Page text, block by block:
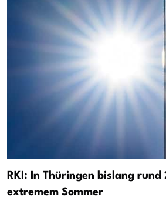
RKI: In Thüringen bislang
extremem Sommer